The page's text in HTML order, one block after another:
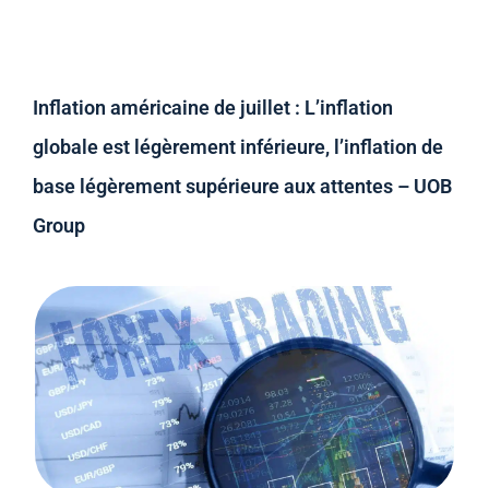
Inflation américaine de juillet : L’inflation
globale est légèrement inférieure, l’inflation de
base légèrement supérieure aux attentes – UOB
Group